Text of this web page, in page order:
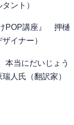
ント）
POP講座』 押樋
イナー）
本当にだいじょう
人氏（翻訳家）